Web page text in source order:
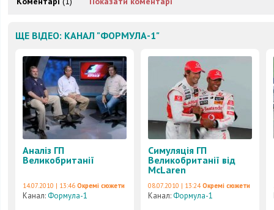
ЩЕ ВІДЕО: КАНАЛ "ФОРМУЛА-1"
Аналіз ГП
Великобританії
14.07.2010 | 13:46 Окремі сюжети
Канал:Формула-1
Симуляція ГП
Великобританії від
McLaren
08.07.2010 | 13:24 Окремі сюжети
Канал:Формула-1